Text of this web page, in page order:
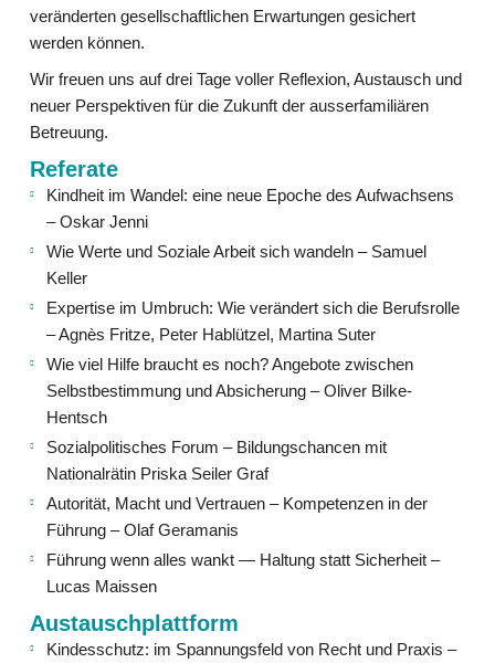
veränderten gesellschaftlichen Erwartungen gesichert
werden können.
Wir freuen uns auf drei Tage voller Reflexion, Austausch und
neuer Perspektiven für die Zukunft der ausserfamiliären
Betreuung.
Referate
Kindheit im Wandel: eine neue Epoche des Aufwachsens
– Oskar Jenni
Wie Werte und Soziale Arbeit sich wandeln – Samuel
Keller
Expertise im Umbruch: Wie verändert sich die Berufsrolle
– Agnès Fritze, Peter Hablützel, Martina Suter
Wie viel Hilfe braucht es noch? Angebote zwischen
Selbstbestimmung und Absicherung – Oliver Bilke-
Hentsch
Sozialpolitisches Forum – Bildungschancen mit
Nationalrätin Priska Seiler Graf
Autorität, Macht und Vertrauen – Kompetenzen in der
Führung – Olaf Geramanis
Führung wenn alles wankt — Haltung statt Sicherheit –
Lucas Maissen
Austauschplattform
Kindesschutz: im Spannungsfeld von Recht und Praxis –